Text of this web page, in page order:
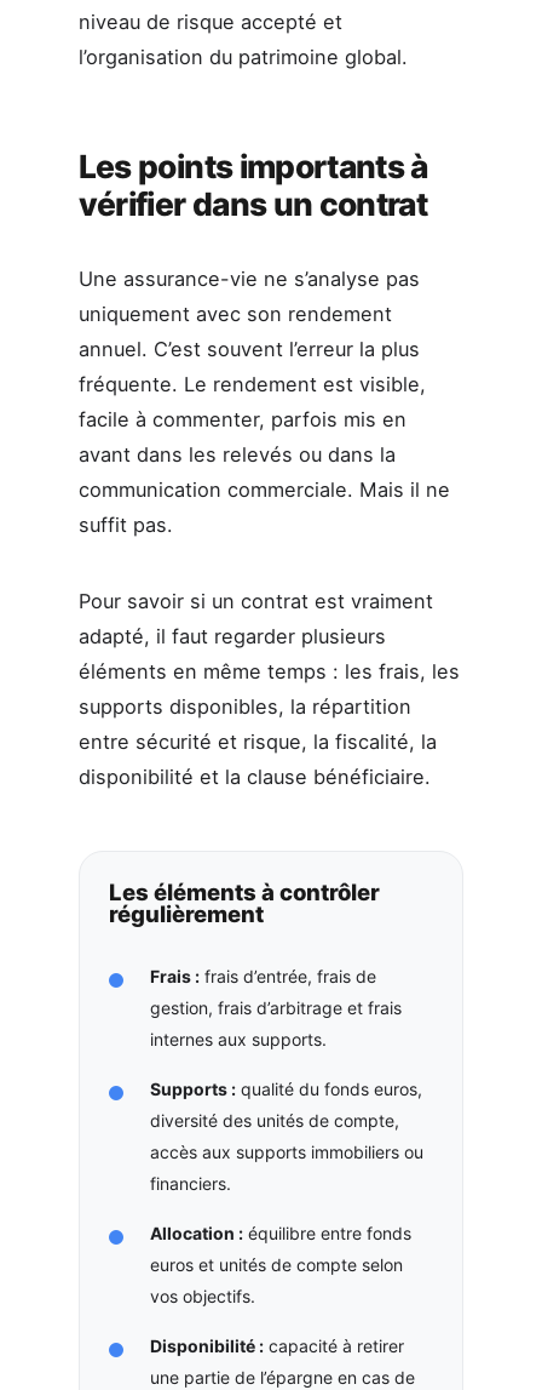
niveau de risque accepté et
l’organisation du patrimoine global.
Les points importants à
vérifier dans un contrat
Une assurance-vie ne s’analyse pas
uniquement avec son rendement
annuel. C’est souvent l’erreur la plus
fréquente. Le rendement est visible,
facile à commenter, parfois mis en
avant dans les relevés ou dans la
communication commerciale. Mais il ne
suffit pas.
Pour savoir si un contrat est vraiment
adapté, il faut regarder plusieurs
éléments en même temps : les frais, les
supports disponibles, la répartition
entre sécurité et risque, la fiscalité, la
disponibilité et la clause bénéficiaire.
Les éléments à contrôler
régulièrement
Frais :frais d’entrée, frais de
gestion, frais d’arbitrage et frais
internes aux supports.
Supports :qualité du fonds euros,
diversité des unités de compte,
accès aux supports immobiliers ou
financiers.
Allocation :équilibre entre fonds
euros et unités de compte selon
vos objectifs.
Disponibilité :capacité à retirer
une partie de l’épargne en cas de